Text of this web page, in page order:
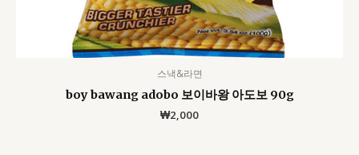
스낵&라면
boy bawang adobo 보이바왕 아도보 90g
₩2,000